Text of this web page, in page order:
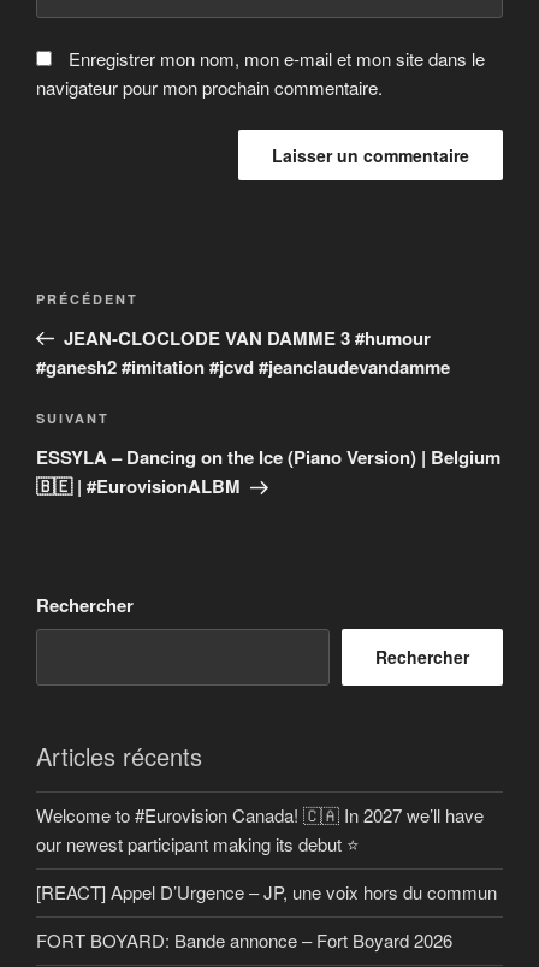
Enregistrer mon nom, mon e-mail et mon site dans le
navigateur pour mon prochain commentaire.
Navigation
l’article
Article
précédent
PRÉCÉDENT
JEAN-CLOCLODE VAN DAMME 3 #humour
#ganesh2 #imitation #jcvd #jeanclaudevandamme
Article
suivant
SUIVANT
ESSYLA – Dancing on the Ice (Piano Version) | Belgium
🇧🇪 | #EurovisionALBM
Rechercher
Rechercher
Articles récents
Welcome to #Eurovision Canada! 🇨🇦 In 2027 we’ll have
our newest participant making its debut ⭐
[REACT] Appel D’Urgence – JP, une voix hors du commun
FORT BOYARD: Bande annonce – Fort Boyard 2026